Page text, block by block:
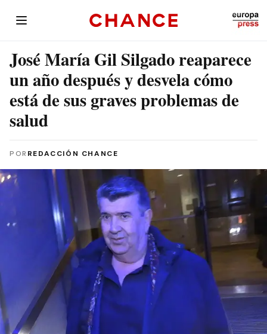
José María Gil Silgado reaparece
un año después y desvela cómo
está de sus graves problemas de
salud
POR REDACCIÓN CHANCE